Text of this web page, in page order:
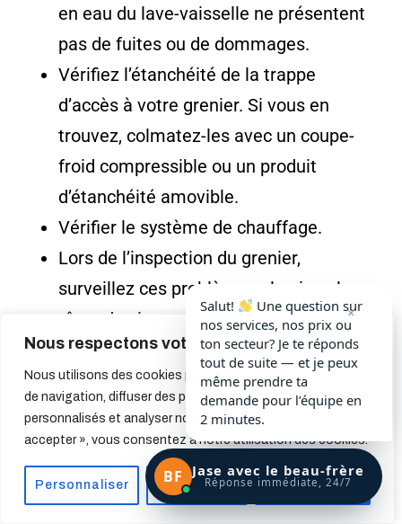
Nous respectons votre vie privée.
Nous utilisons des cookies pour améliorer votre expérience
de navigation, diffuser des publicités ou des contenus
personnalisés et analyser notre trafic. En cliquant sur « Tout
accepter », vous consentez à notre utilisation des cookies.
Personnaliser Tout rejeter Accepter tout
en eau du lave-vaisselle ne présentent
pas de fuites ou de dommages.
Vérifiez l’étanchéité de la trappe
d’accès à votre grenier. Si vous en
trouvez, colmatez-les avec un coupe-
froid compressible ou un produit
d’étanchéité amovible.
Vérifier le système de chauffage.
Lors de l’inspection du grenier,
surveillez ces problèmes : le givre, les
têtes de clous rouillés et les traces de
moisissures dans le grenier.
Si nécessaire, faites appel à un expert pour
diagnostiquer le problème et apporter les
modifications.
Tâches à faire pour l’intérieur:
BF Jase avec le beau-frère
Réponse immédiate, 24/7
×
Salut!
Une question sur
nos services, nos prix ou
ton secteur? Je te réponds
tout de suite — et je peux
même prendre ta
demande pour l’équipe en
2 minutes.